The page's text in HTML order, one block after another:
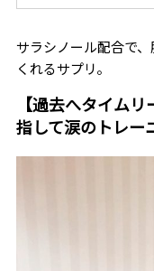
サラシノール配合で
くれるサプリ。
【過去へタイム
指して涙のトレー